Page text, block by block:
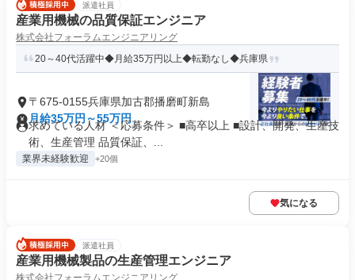
派遣社員
産業用機械の品質保証エンジニア
株式会社フォーラムエンジニアリング
20～40代活躍中◆月給35万円以上◆転勤なし◆兵庫県
〒675-0155兵庫県加古郡播磨町新島
月給35万円～55万円
求めている人材 ＜応募条件＞ ■高卒以上 ■設計、開発、生産技
術、生産管理 品質保証、...
業界未経験歓迎 +20個
気になる
派遣社員
産業用機械製品の生産管理エンジニア
株式会社フォーラムエンジニアリング